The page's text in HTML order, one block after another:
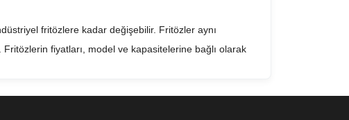
fritözlere kadar değişebilir. Fritözler aynı
fiyatları, model ve kapasitelerine bağlı olarak